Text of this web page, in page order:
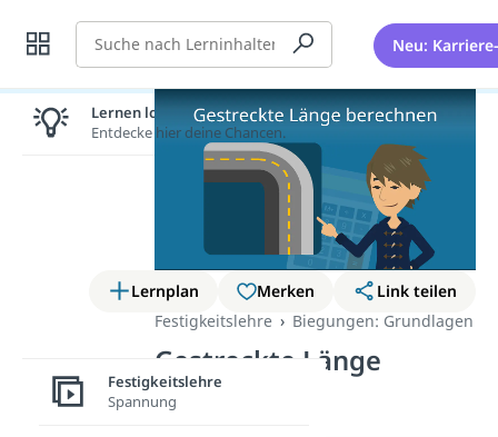
Suche Neu:
Lernplan Merken
Link teilen
Festigkeitslehre
Biegungen: Grundlagen
Gestreckte Länge
berechnen
Lernen lohnt sich!
Entdecke hier deine Chancen.
Festigkeitslehre
Spannung